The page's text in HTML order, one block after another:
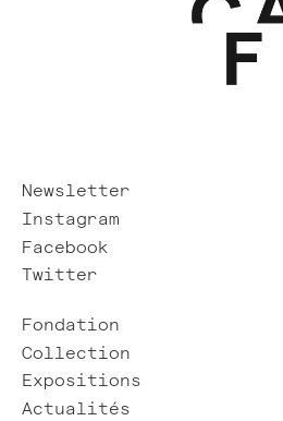
Newsletter
Instagram
Facebook
Twitter
Fondation
Collection
Expositions
Actualités